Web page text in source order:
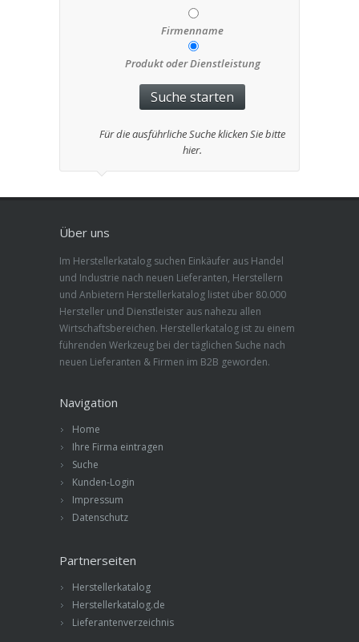
Firmenname
Produkt oder Dienstleistung
Für die ausführliche Suche klicken Sie bitte
hier.
Über uns
Im Herstellerkatalog suchen Einkäufer aus Handel
und Industrie nach neuen Lieferanten, Herstellern
und Anbietern Herstellerkatalog listet über 80.000
Hersteller und Dienstleister aus nahezu allen
Wirtschaftsbereichen. Herstellerkatalog ist zu einem
führenden Werkzeug bei der täglichen Suche nach
neuen Lieferanten & Firmen im B2B geworden.
Navigation
Home
Ihre Firma eintragen
Suche
Kunden-Login
Impressum
Datenschutz
Partnerseiten
Herstellerkatalog
Herstellerkatalog.de
Lieferantenverzeichnis